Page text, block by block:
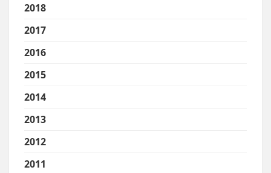
2018
2017
2016
2015
2014
2013
2012
2011